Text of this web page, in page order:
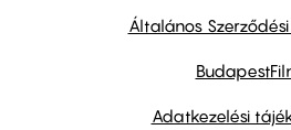
Általános
Adatkezelési